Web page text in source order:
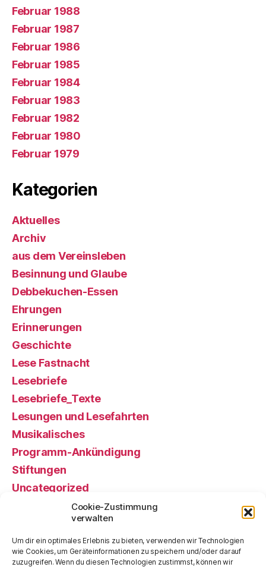
Cookie-Zustimmung
verwalten
Um dir ein optimales Erlebnis zu bieten, verwenden wir Technologien
wie Cookies, um Geräteinformationen zu speichern und/oder darauf
zuzugreifen. Wenn du diesen Technologien zustimmst, können wir
Februar 1988
Februar 1987
Februar 1986
Februar 1985
Februar 1984
Februar 1983
Februar 1982
Februar 1980
Februar 1979
Kategorien
Aktuelles
Archiv
aus dem Vereinsleben
Besinnung und Glaube
Debbekuchen-Essen
Ehrungen
Erinnerungen
Geschichte
Lese Fastnacht
Lesebriefe
Lesebriefe_Texte
Lesungen und Lesefahrten
Musikalisches
Programm-Ankündigung
Stiftungen
Uncategorized
Veranstaltung, gewesen
Veranstaltung, künftige
Vorstand alt